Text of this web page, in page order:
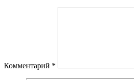
Комментарий *